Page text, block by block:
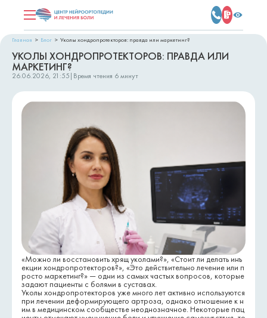
Главная Блог Уколы хондропротекторов: правда или маркетинг?
УКОЛЫ ХОНДРОПРОТЕКТОРОВ: ПРАВДА ИЛИ
МАРКЕТИНГ?
26.06.2026, 21:55| Время чтения 6 минут
«Можно ли восстановить хрящ уколами?», «Стоит ли делать инъ
екции хондропротекторов?», «Это действительно лечение или п
росто маркетинг?» — одни из самых частых вопросов, которые
задают пациенты с болями в суставах.
Уколы хондропротекторов уже много лет активно используются
при лечении деформирующего артроза, однако отношение к н
им в медицинском сообществе неоднозначное. Некоторые пац